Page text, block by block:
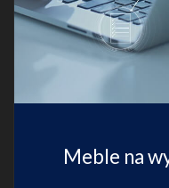
Meble na